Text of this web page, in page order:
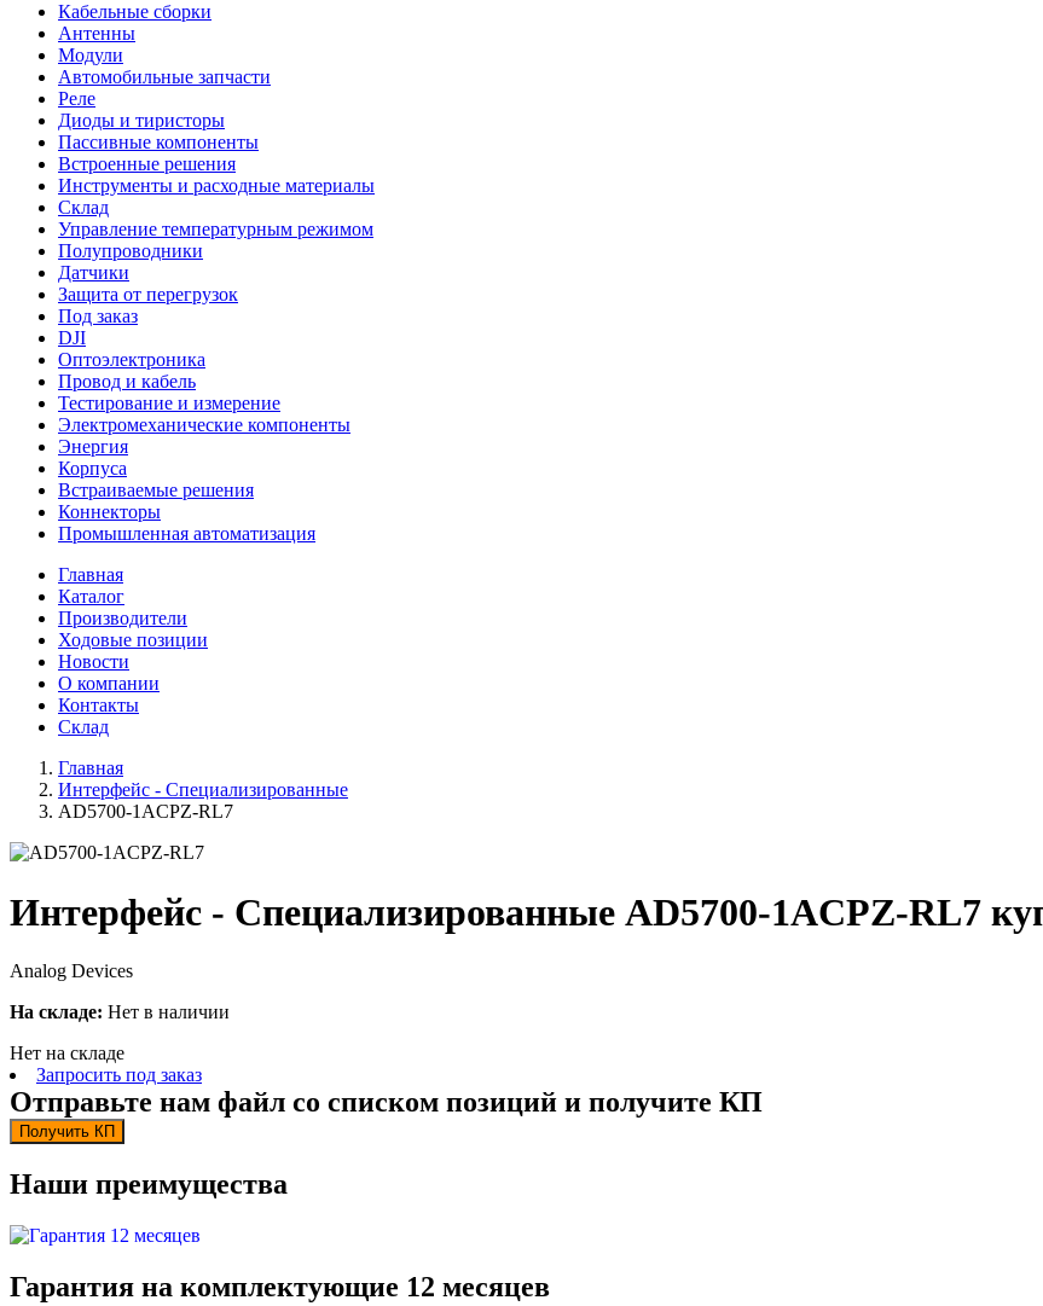
Кабельные сборки
Антенны
Модули
Автомобильные запчасти
Реле
Диоды и тиристоры
Пассивные компоненты
Встроенные решения
Инструменты и расходные материалы
Склад
Управление температурным режимом
Полупроводники
Датчики
Защита от перегрузок
Под заказ
DJI
Оптоэлектроника
Провод и кабель
Тестирование и измерение
Электромеханические компоненты
Энергия
Корпуса
Встраиваемые решения
Коннекторы
Промышленная автоматизация
Главная
Каталог
Производители
Ходовые позиции
Новости
О компании
Контакты
Склад
Главная
Интерфейс - Специализированные
AD5700-1ACPZ-RL7
Интерфейс - Специализированные AD5700-1ACPZ-RL7
Analog Devices
На складе: Нет в наличии
Нет на складе
Запросить под заказ
Отправьте нам файл со списком позиций и получите КП
Получить КП
Наши преимущества
Гарантия на комплектующие 12 месяцев